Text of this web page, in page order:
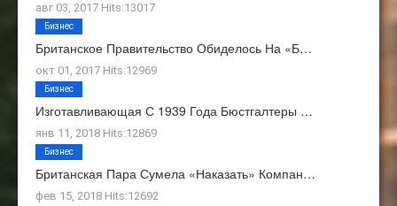
авг 03, 2017 Hits:13017
Британское Правительство Обиделось На «Б…
окт 01, 2017 Hits:12969
Бизнес
Изготавливающая С 1939 Года Бюстгалтеры …
янв 11, 2018 Hits:12869
Бизнес
Британская Пара Сумела «наказать» Компан…
фев 15, 2018 Hits:12692
Бизнес